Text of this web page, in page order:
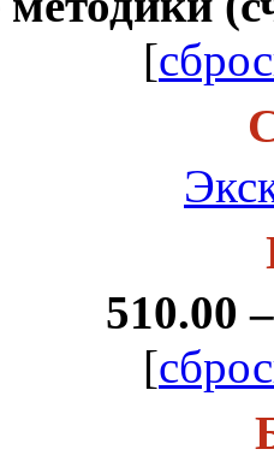
[
510.00
[